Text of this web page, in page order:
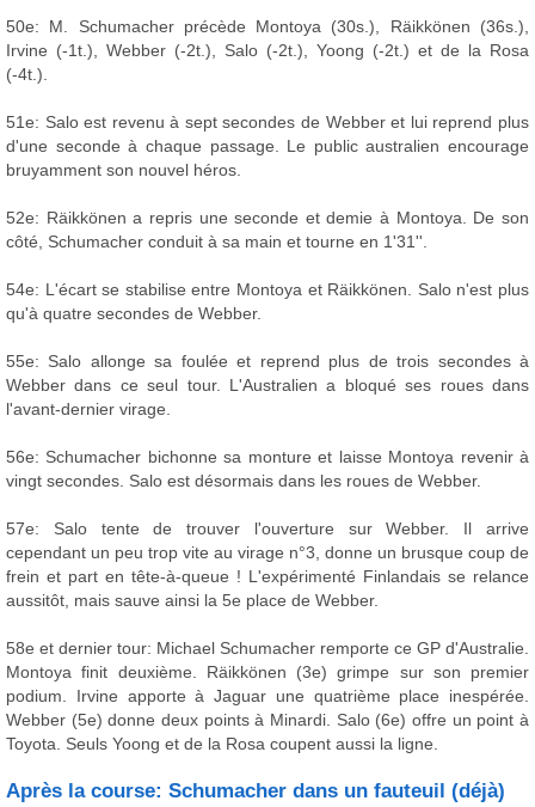
50e: M. Schumacher précède Montoya (30s.), Räikkönen (36s.),
Irvine (-1t.), Webber (-2t.), Salo (-2t.), Yoong (-2t.) et de la Rosa
(-4t.).
51e: Salo est revenu à sept secondes de Webber et lui reprend plus
d'une seconde à chaque passage. Le public australien encourage
bruyamment son nouvel héros.
52e: Räikkönen a repris une seconde et demie à Montoya. De son
côté, Schumacher conduit à sa main et tourne en 1'31''.
54e: L'écart se stabilise entre Montoya et Räikkönen. Salo n'est plus
qu'à quatre secondes de Webber.
55e: Salo allonge sa foulée et reprend plus de trois secondes à
Webber dans ce seul tour. L'Australien a bloqué ses roues dans
l'avant-dernier virage.
56e: Schumacher bichonne sa monture et laisse Montoya revenir à
vingt secondes. Salo est désormais dans les roues de Webber.
57e: Salo tente de trouver l'ouverture sur Webber. Il arrive
cependant un peu trop vite au virage n°3, donne un brusque coup de
frein et part en tête-à-queue ! L'expérimenté Finlandais se relance
aussitôt, mais sauve ainsi la 5e place de Webber.
58e et dernier tour: Michael Schumacher remporte ce GP d'Australie.
Montoya finit deuxième. Räikkönen (3e) grimpe sur son premier
podium. Irvine apporte à Jaguar une quatrième place inespérée.
Webber (5e) donne deux points à Minardi. Salo (6e) offre un point à
Toyota. Seuls Yoong et de la Rosa coupent aussi la ligne.
Après la course: Schumacher dans un fauteuil (déjà)